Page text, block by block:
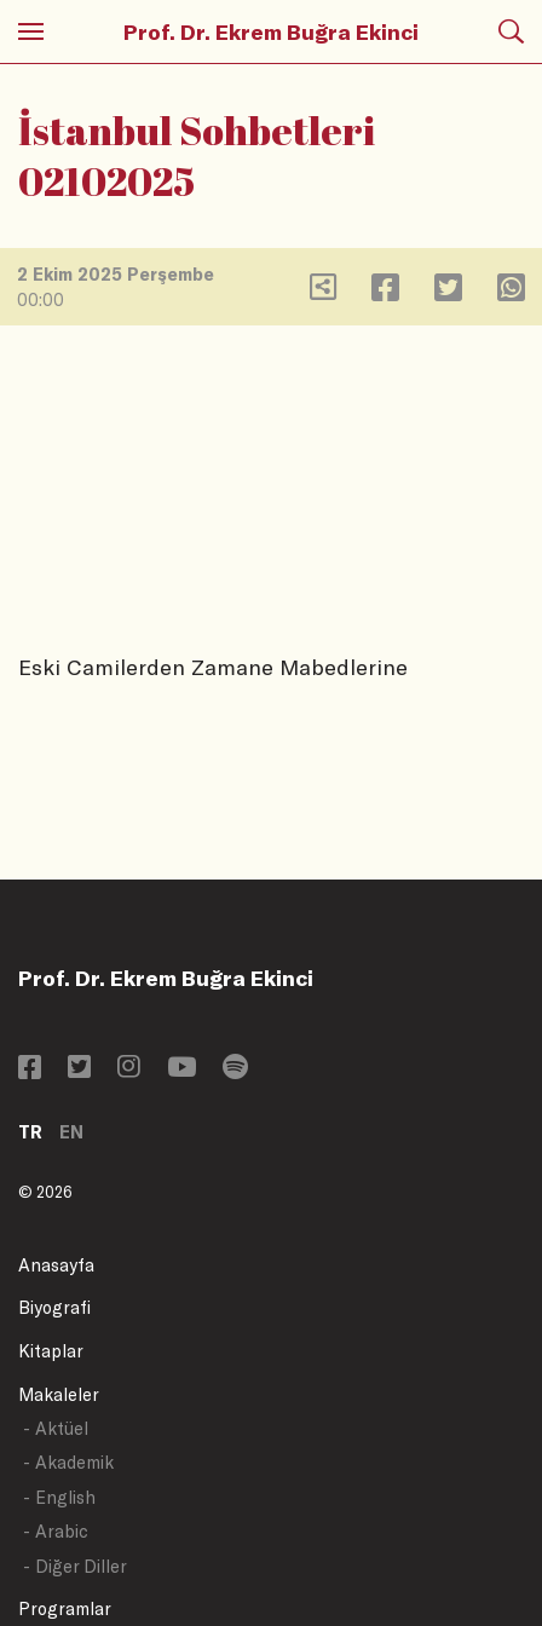
Prof. Dr. Ekrem Buğra Ekinci
İstanbul Sohbetleri
02102025
Eski Camilerden Zamane Mabedlerine
2 Ekim 2025 Perşembe
00:00
Prof. Dr. Ekrem Buğra Ekinci
TR EN
© 2026
Anasayfa
Biyografi
Kitaplar
Makaleler
- Aktüel
- Akademik
- English
- Arabic
- Diğer Diller
Programlar